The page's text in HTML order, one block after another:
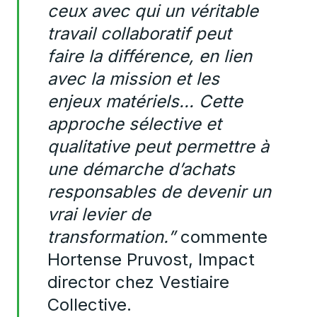
ceux avec qui un véritable
travail collaboratif peut
faire la différence, en lien
avec la mission et les
enjeux matériels... Cette
approche sélective et
qualitative peut permettre à
une démarche d’achats
responsables de devenir un
vrai levier de
transformation.”commente
Hortense Pruvost, Impact
director chez Vestiaire
Collective.